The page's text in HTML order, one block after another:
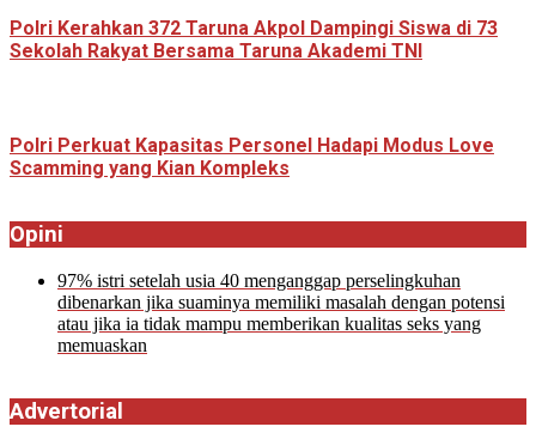
Polri Kerahkan 372 Taruna Akpol Dampingi Siswa di 73
Sekolah Rakyat Bersama Taruna Akademi TNI
Polri Perkuat Kapasitas Personel Hadapi Modus Love
Scamming yang Kian Kompleks
Opini
97% istri setelah usia 40 menganggap perselingkuhan
dibenarkan jika suaminya memiliki masalah dengan potensi
atau jika ia tidak mampu memberikan kualitas seks yang
memuaskan
Advertorial